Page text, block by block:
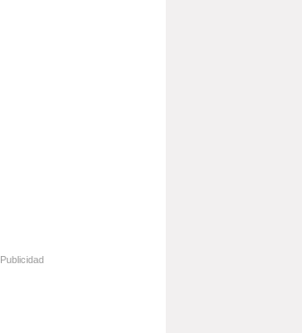
Publicidad